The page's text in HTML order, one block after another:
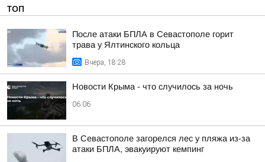
ТОП
После атаки БПЛА в Севастополе горит
трава у Ялтинского кольца
Вчера, 18:28
Новости Крыма - что случилось за ночь
06:06
В Севастополе загорелся лес у пляжа из-за
атаки БПЛА, эвакуируют кемпинг